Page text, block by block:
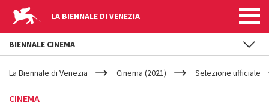
LA BIENNALE DI VENEZIA
YOUR
ARE
La Biennale di Venezia Cinema (2021) Selezione ufficiale
CINEMA
BIENNALE CINEMA